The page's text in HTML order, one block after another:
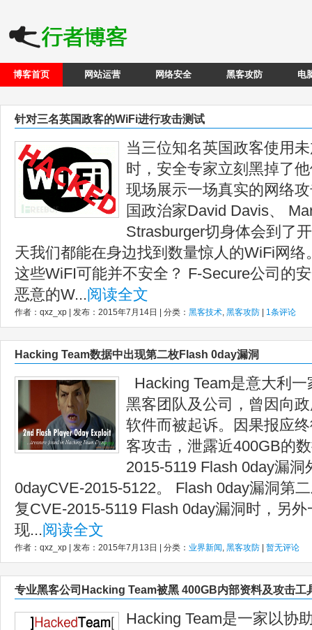
博客首页 网站运营 网络安全 黑客攻防 电
针对三名英国政客的WiFi进行攻击测试
当三位知名英国政客使用
时，安全专家立刻黑掉了
现场展示一场真实的网络
国政治家David Davis、
Strasburger切身体会到了
天我们都能在身边找到数量惊人的WiFi网
这些WiFI可能并不安全？ F-Secure公司的
恶意的W...阅读全文
作者：qxz_xp | 发布：2015年7月14日 | 分类： 黑客技术, 黑客攻防 1条评论
Hacking Team数据中出现第二枚Flash 0day漏洞
Hacking Team是意大利
黑客团队及公司，曾因向
软件而被起诉。因果报应
客攻击，泄露近400GB的
2015-5119 Flash 0day漏
0dayCVE-2015-5122。 Flash 0day漏洞第
复CVE-2015-5119 Flash 0day漏洞时，另
现...阅读全文
作者：qxz_xp | 发布：2015年7月13日 | 分类： 业界新闻, 黑客攻防 暂无评论
专业黑客公司Hacking Team被黑 400GB内部资料及攻击工
Hacking Team是一家以协